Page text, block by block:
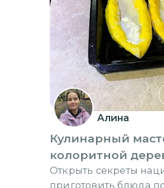
Алина
Кулинарный
колоритной
Открыть секреты
приготовить блюда